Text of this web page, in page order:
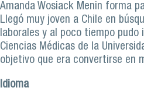
Amanda Wosiack Menin forma
Llegó muy joven a Chile en
laborales y al poco tiempo pudo
Ciencias Médicas de la
objetivo que era convertirse en
Idioma